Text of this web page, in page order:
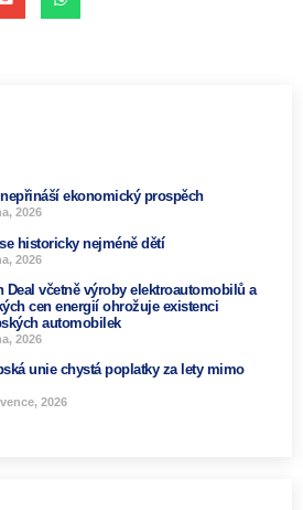
ekonomický prospěch
2026
historicky nejméně dětí
2026
Deal včetně výroby elektroautomobilů a
cen energií ohrožuje existenci
automobilek
2026
unie chystá poplatky za lety mimo
2026